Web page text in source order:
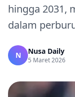
hingga 2031,
dalam
N Nusa Daily
5 Maret 2026